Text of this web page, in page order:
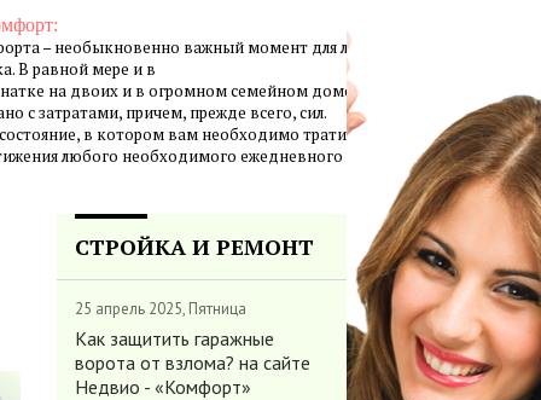
– необыкновенно важный момент для личной жизни
В равной мере и в
на двоих и в огромном семейном доме создание
с затратами, причем, прежде всего, сил.
в котором вам необходимо тратить минимум
любого необходимого ежедневного результата.
СТРОЙКА И РЕМОНТ
25 апрель 2025, Пятница
Как защитить гаражные
ворота от взлома? на сайте
Недвио - «Комфорт»